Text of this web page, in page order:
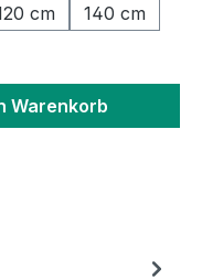
cm
140 cm
Warenkorb